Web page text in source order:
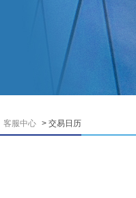
客服中心 > 交易日历